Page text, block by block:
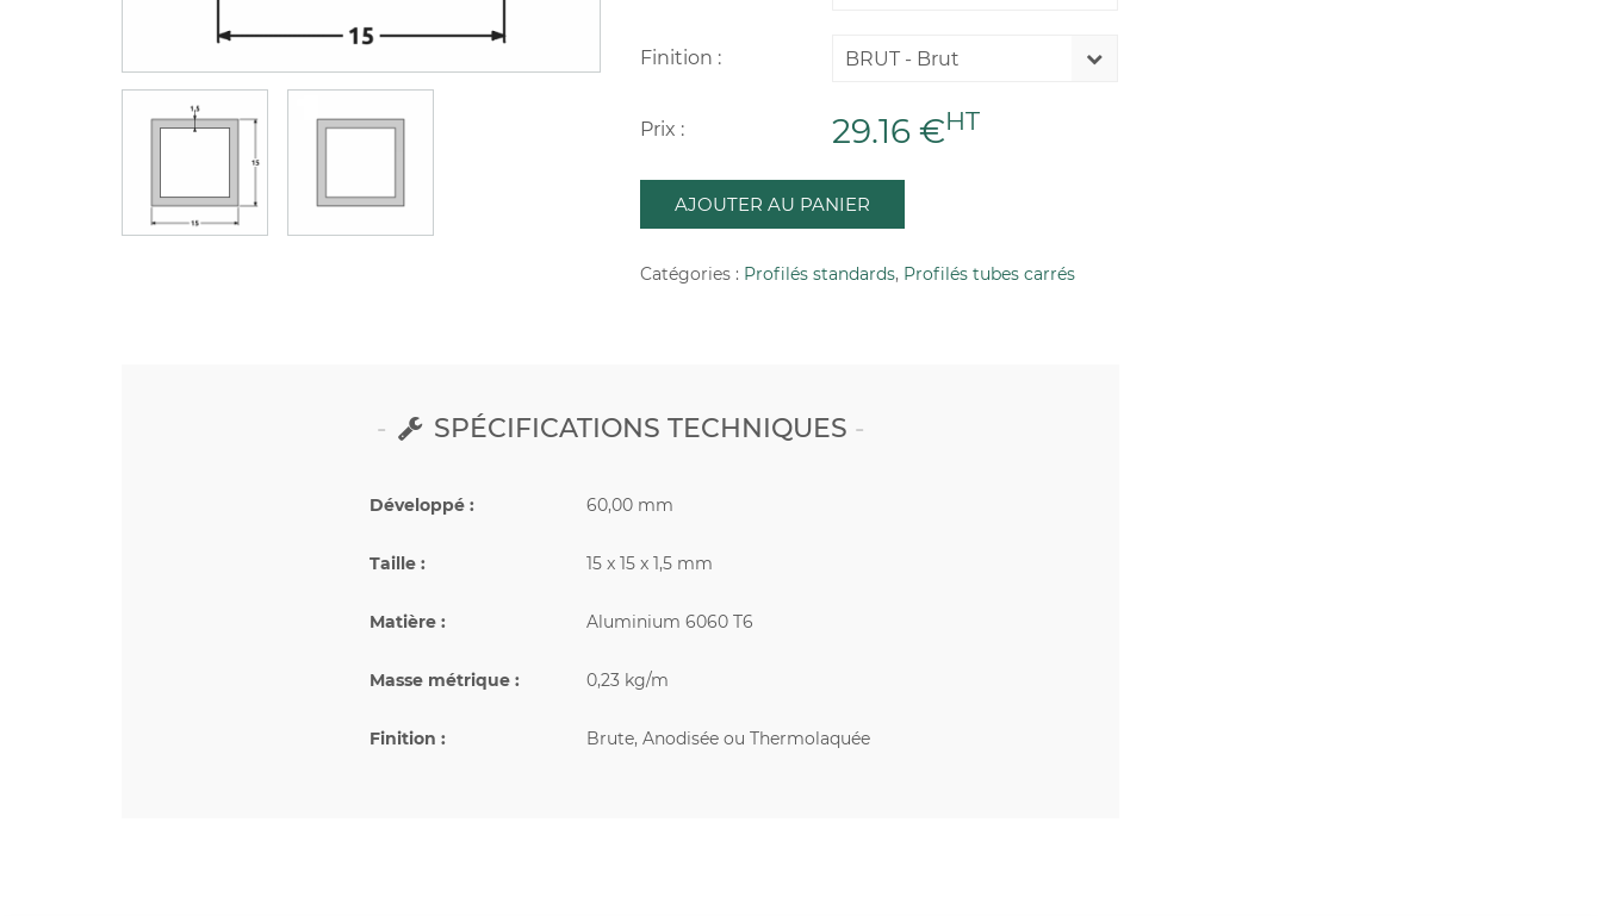
Finition : BRUT - Brut
Prix : 29.16 €HT
AJOUTER AU PANIER
Catégories : Profilés standards, Profilés tubes carrés
SPÉCIFICATIONS TECHNIQUES
Développé : 60,00 mm
Taille : 15 x 15 x 1,5 mm
Matière : Aluminium 6060 T6
Masse métrique : 0,23 kg/m
Finition : Brute, Anodisée ou Thermolaquée